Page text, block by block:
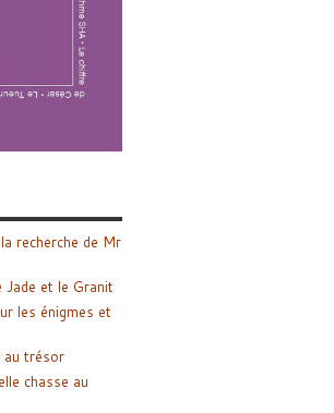
recherche de Mr
Jade et le Granit
les énigmes et
au trésor
chasse au